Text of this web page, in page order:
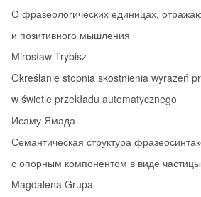
О фразеологических единицах,
и позитивного мышления
Mirosław Trybisz
Określanie stopnia skostnienia wyrażeń
w świetle przekładu automatycznego
Исаму Ямада
Семантическая структура
с опорным компонентом в виде
Magdalena Grupa